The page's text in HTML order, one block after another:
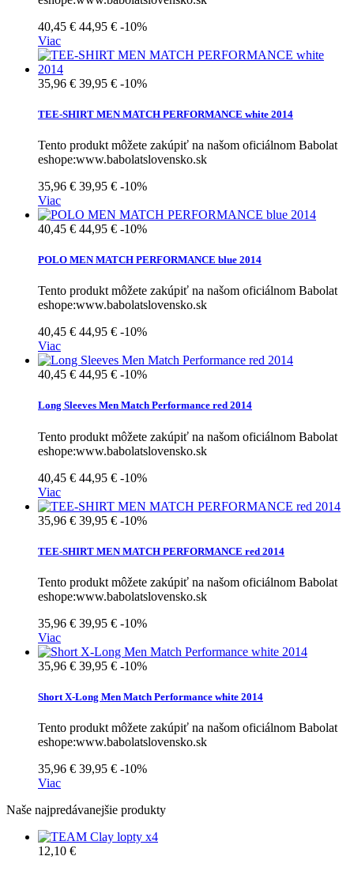
40,45 € 44,95 € -10%
Viac
35,96 € 39,95 € -10%
TEE-SHIRT MEN MATCH PERFORMANCE white 2014
Tento produkt môžete zakúpiť na našom oficiálnom Babolat
eshope:www.babolatslovensko.sk
35,96 € 39,95 € -10%
Viac
40,45 € 44,95 € -10%
POLO MEN MATCH PERFORMANCE blue 2014
Tento produkt môžete zakúpiť na našom oficiálnom Babolat
eshope:www.babolatslovensko.sk
40,45 € 44,95 € -10%
Viac
40,45 € 44,95 € -10%
Long Sleeves Men Match Performance red 2014
Tento produkt môžete zakúpiť na našom oficiálnom Babolat
eshope:www.babolatslovensko.sk
40,45 € 44,95 € -10%
Viac
35,96 € 39,95 € -10%
TEE-SHIRT MEN MATCH PERFORMANCE red 2014
Tento produkt môžete zakúpiť na našom oficiálnom Babolat
eshope:www.babolatslovensko.sk
35,96 € 39,95 € -10%
Viac
35,96 € 39,95 € -10%
Short X-Long Men Match Performance white 2014
Tento produkt môžete zakúpiť na našom oficiálnom Babolat
eshope:www.babolatslovensko.sk
35,96 € 39,95 € -10%
Viac
Naše najpredávanejšie produkty
12,10 €